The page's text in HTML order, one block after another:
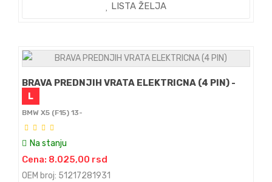
LISTA ŽELJA
BRAVA PREDNJIH VRATA ELEKTRICNA (4 PIN) -
L
BMW X5 (F15) 13-
Na stanju
Cena: 8.025,00 rsd
OEM broj: 51217281931